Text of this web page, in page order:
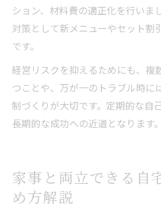
ション、材料費の適正化を行いま
対策として新メニューやセット割
です。
経営リスクを抑えるためにも、複
つことや、万が一のトラブル時に
制づくりが大切です。定期的な自
長期的な成功への近道となります。
家事と両立できる自
め方解説